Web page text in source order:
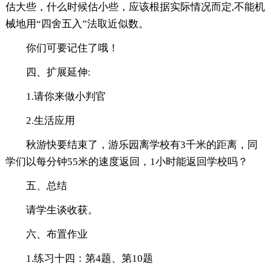
估大些，什么时候估小些，应该根据实际情况而定,不能机
械地用“四舍五入”法取近似数。
你们可要记住了哦！
四、扩展延伸:
1.请你来做小判官
2.生活应用
秋游快要结束了，游乐园离学校有3千米的距离，同
学们以每分钟55米的速度返回，1小时能返回学校吗？
五、总结
请学生谈收获。
六、布置作业
1.练习十四：第4题、第10题